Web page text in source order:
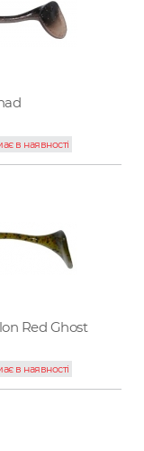
в наявності
Red Ghost
в наявності